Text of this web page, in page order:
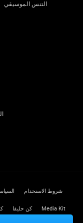
التنس الموسيقي
شروط الاستخدام
Media Kit كن حليفا